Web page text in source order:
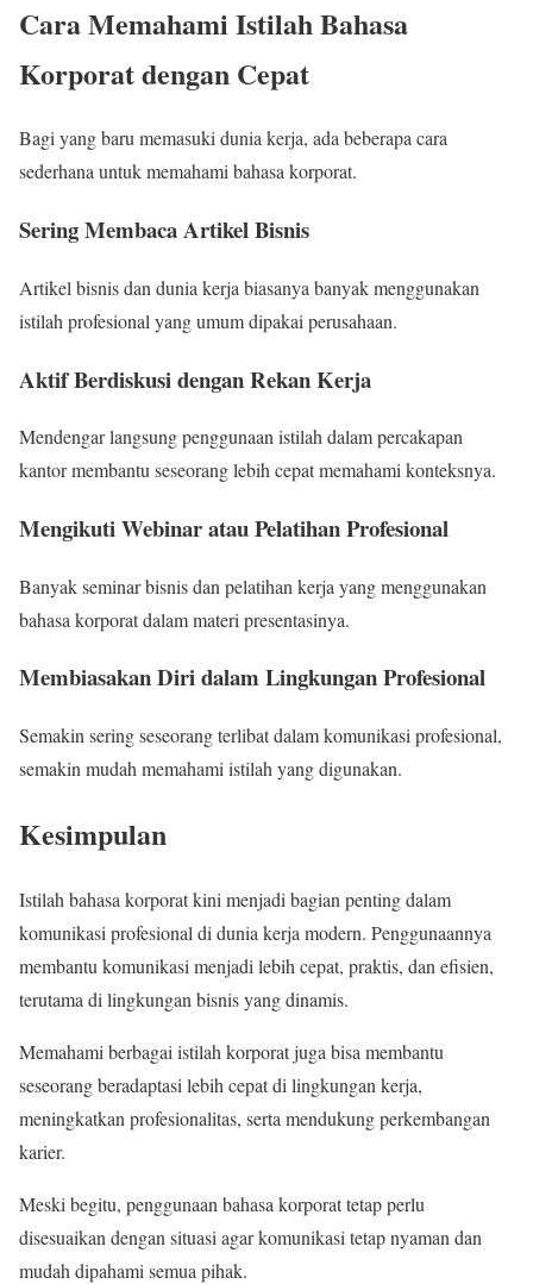
Cara Memahami Istilah Bahasa
Korporat dengan Cepat
Bagi yang baru memasuki dunia kerja, ada beberapa cara
sederhana untuk memahami bahasa korporat.
Sering Membaca Artikel Bisnis
Artikel bisnis dan dunia kerja biasanya banyak menggunakan
istilah profesional yang umum dipakai perusahaan.
Aktif Berdiskusi dengan Rekan Kerja
Mendengar langsung penggunaan istilah dalam percakapan
kantor membantu seseorang lebih cepat memahami konteksnya.
Mengikuti Webinar atau Pelatihan Profesional
Banyak seminar bisnis dan pelatihan kerja yang menggunakan
bahasa korporat dalam materi presentasinya.
Membiasakan Diri dalam Lingkungan Profesional
Semakin sering seseorang terlibat dalam komunikasi profesional,
semakin mudah memahami istilah yang digunakan.
Kesimpulan
Istilah bahasa korporat kini menjadi bagian penting dalam
komunikasi profesional di dunia kerja modern. Penggunaannya
membantu komunikasi menjadi lebih cepat, praktis, dan efisien,
terutama di lingkungan bisnis yang dinamis.
Memahami berbagai istilah korporat juga bisa membantu
seseorang beradaptasi lebih cepat di lingkungan kerja,
meningkatkan profesionalitas, serta mendukung perkembangan
karier.
Meski begitu, penggunaan bahasa korporat tetap perlu
disesuaikan dengan situasi agar komunikasi tetap nyaman dan
mudah dipahami semua pihak.